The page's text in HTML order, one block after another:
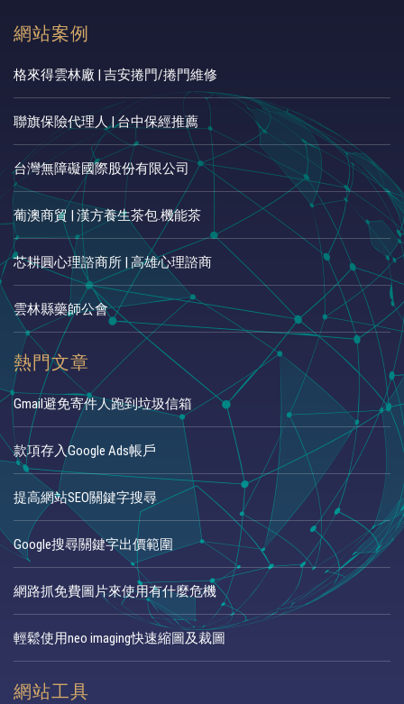
網站案例
格來得雲林廠 | 吉安捲門/捲門維修
聯旗保險代理人 | 台中保經推薦
台灣無障礙國際股份有限公司
葡澳商貿 | 漢方養生茶包.機能茶
芯耕圓心理諮商所 | 高雄心理諮商
雲林縣藥師公會
熱門文章
Gmail避免寄件人跑到垃圾信箱
款項存入Google Ads帳戶
提高網站SEO關鍵字搜尋
Google搜尋關鍵字出價範圍
網路抓免費圖片來使用有什麼危機
輕鬆使用neo imaging快速縮圖及裁圖
網站工具